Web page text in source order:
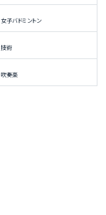
女子バドミントン
技術
吹奏楽